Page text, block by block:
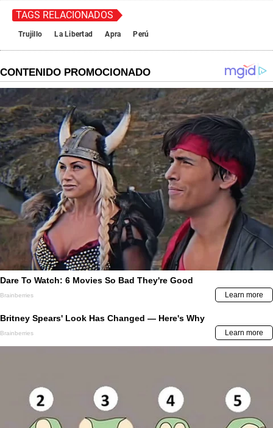
TAGS RELACIONADOS
Trujillo La Libertad Apra Perú